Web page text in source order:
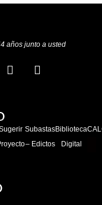
años junto a usted
Subastas
– Edictos
Biblioteca
Digital